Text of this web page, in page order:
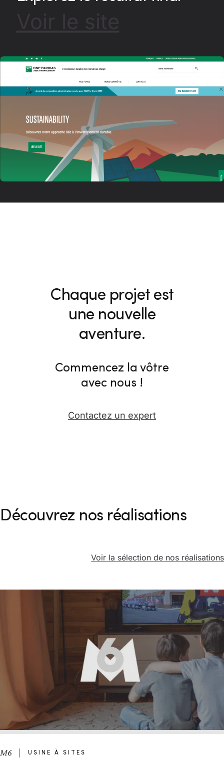
Voir le site
Chaque projet est
une nouvelle
aventure.
Commencez la vôtre
avec nous !
Contactez un expert
Découvrez nos réalisations
Voir la sélection de nos réalisations
M6 USINE À SITES